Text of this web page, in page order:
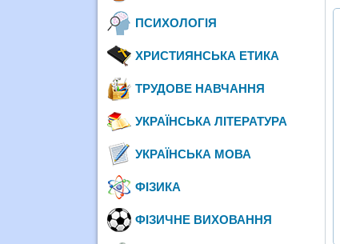
ПСИХОЛОГІЯ
ХРИСТИЯНСЬКА ЕТИКА
ТРУДОВЕ НАВЧАННЯ
УКРАЇНСЬКА ЛІТЕРАТУРА
УКРАЇНСЬКА МОВА
ФІЗИКА
ФІЗИЧНЕ ВИХОВАННЯ